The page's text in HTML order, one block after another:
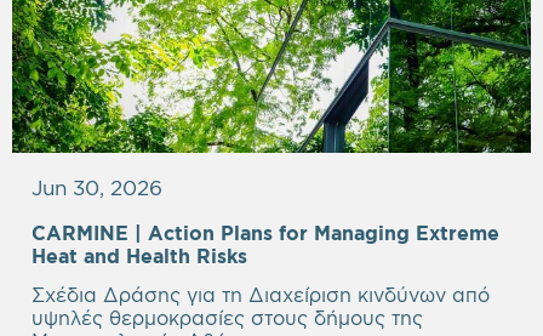
Jun 30, 2026
CARMINE | Action Plans for Managing Extreme
Heat and Health Risks
Σχέδια Δράσης για τη Διαχείριση κινδύνων από
υψηλές θερμοκρασίες στους δήμους της